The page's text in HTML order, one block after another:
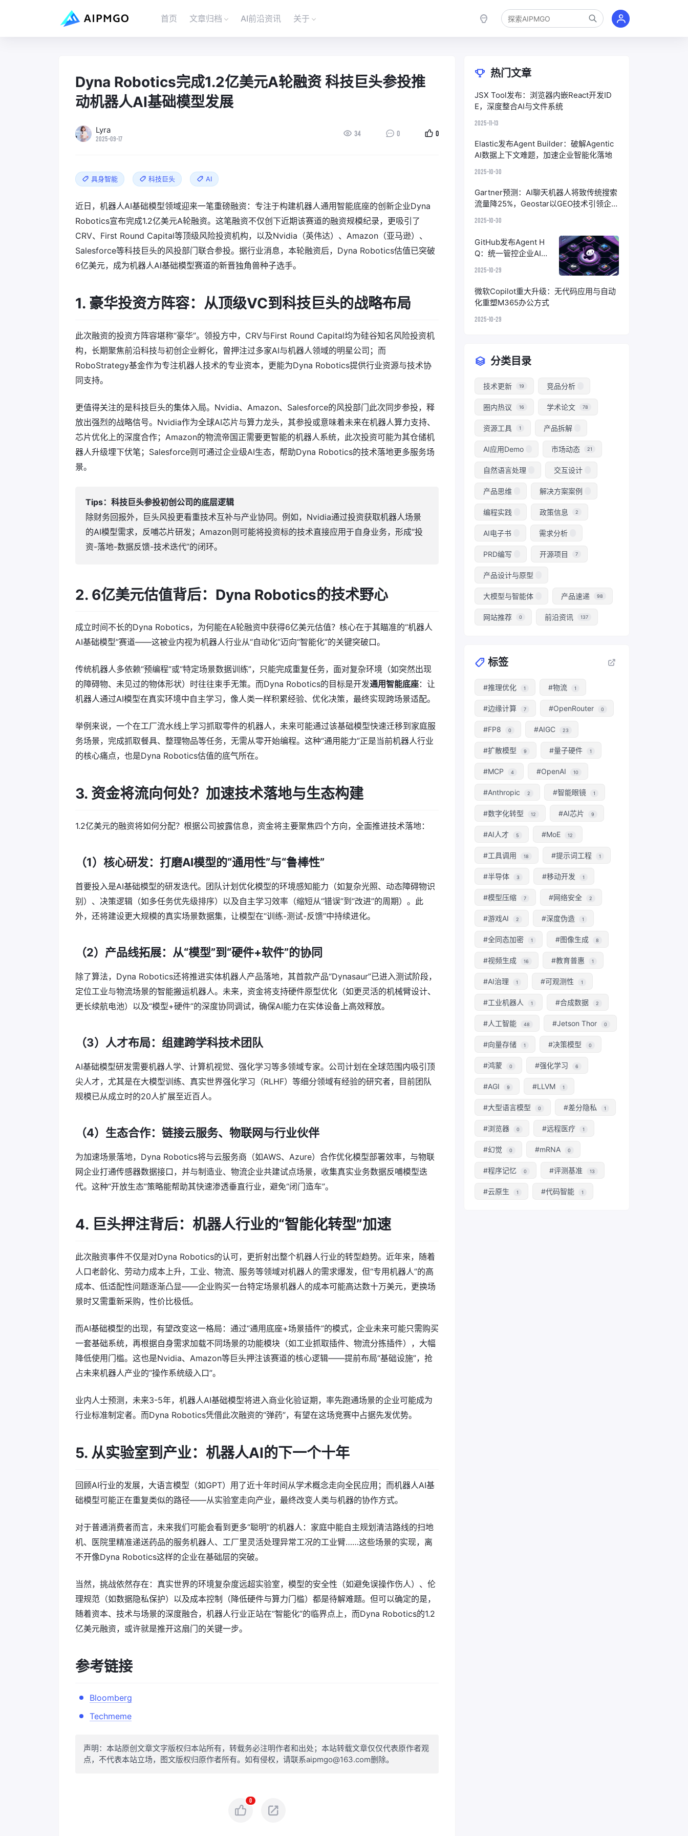
首页 文章归档 AI前沿资讯 关于
Dyna Robotics完成1.2亿美元A轮融资 科技巨头参投推
动机器人AI基础模型发展
Lyra
2025-09-17
34 0 0
具身智能 科技巨头 AI
近日，机器人AI基础模型领域迎来一笔重磅融资：专注于构建机器人通用智能底座的创新企业Dyna
Robotics宣布完成1.2亿美元A轮融资。这笔融资不仅创下近期该赛道的融资规模纪录，更吸引了
CRV、First Round Capital等顶级风险投资机构，以及Nvidia（英伟达）、Amazon（亚马逊）、
Salesforce等科技巨头的风投部门联合参投。据行业消息，本轮融资后，Dyna Robotics估值已突破
6亿美元，成为机器人AI基础模型赛道的新晋独角兽种子选手。
1. 豪华投资方阵容：从顶级VC到科技巨头的战略布局
此次融资的投资方阵容堪称“豪华”。领投方中，CRV与First Round Capital均为硅谷知名风险投资机
构，长期聚焦前沿科技与初创企业孵化，曾押注过多家AI与机器人领域的明星公司；而
RoboStrategy基金作为专注机器人技术的专业资本，更能为Dyna Robotics提供行业资源与技术协
同支持。
更值得关注的是科技巨头的集体入局。Nvidia、Amazon、Salesforce的风投部门此次同步参投，释
放出强烈的战略信号。Nvidia作为全球AI芯片与算力龙头，其参投或意味着未来在机器人算力支持、
芯片优化上的深度合作；Amazon的物流帝国正需要更智能的机器人系统，此次投资可能为其仓储机
器人升级埋下伏笔；Salesforce则可通过企业级AI生态，帮助Dyna Robotics的技术落地更多服务场
景。
Tips：科技巨头参投初创公司的底层逻辑
除财务回报外，巨头风投更看重技术互补与产业协同。例如，Nvidia通过投资获取机器人场景
的AI模型需求，反哺芯片研发；Amazon则可能将投资标的技术直接应用于自身业务，形成“投
资-落地-数据反馈-技术迭代”的闭环。
2. 6亿美元估值背后：Dyna Robotics的技术野心
成立时间不长的Dyna Robotics，为何能在A轮融资中获得6亿美元估值？核心在于其瞄准的“机器人
AI基础模型”赛道——这被业内视为机器人行业从“自动化”迈向“智能化”的关键突破口。
传统机器人多依赖“预编程”或“特定场景数据训练”，只能完成重复任务，面对复杂环境（如突然出现
的障碍物、未见过的物体形状）时往往束手无策。而Dyna Robotics的目标是开发通用智能底座：让
机器人通过AI模型在真实环境中自主学习，像人类一样积累经验、优化决策，最终实现跨场景适配。
举例来说，一个在工厂流水线上学习抓取零件的机器人，未来可能通过该基础模型快速迁移到家庭服
务场景，完成抓取餐具、整理物品等任务，无需从零开始编程。这种“通用能力”正是当前机器人行业
的核心痛点，也是Dyna Robotics估值的底气所在。
3. 资金将流向何处？加速技术落地与生态构建
1.2亿美元的融资将如何分配？根据公司披露信息，资金将主要聚焦四个方向，全面推进技术落地：
（1）核心研发：打磨AI模型的“通用性”与“鲁棒性”
首要投入是AI基础模型的研发迭代。团队计划优化模型的环境感知能力（如复杂光照、动态障碍物识
别）、决策逻辑（如多任务优先级排序）以及自主学习效率（缩短从“错误”到“改进”的周期）。此
外，还将建设更大规模的真实场景数据集，让模型在“训练-测试-反馈”中持续进化。
（2）产品线拓展：从“模型”到“硬件+软件”的协同
除了算法，Dyna Robotics还将推进实体机器人产品落地，其首款产品“Dynasaur”已进入测试阶段，
定位工业与物流场景的智能搬运机器人。未来，资金将支持硬件原型优化（如更灵活的机械臂设计、
更长续航电池）以及“模型+硬件”的深度协同调试，确保AI能力在实体设备上高效释放。
（3）人才布局：组建跨学科技术团队
AI基础模型研发需要机器人学、计算机视觉、强化学习等多领域专家。公司计划在全球范围内吸引顶
尖人才，尤其是在大模型训练、真实世界强化学习（RLHF）等细分领域有经验的研究者，目前团队
规模已从成立时的20人扩展至近百人。
（4）生态合作：链接云服务、物联网与行业伙伴
为加速场景落地，Dyna Robotics将与云服务商（如AWS、Azure）合作优化模型部署效率，与物联
网企业打通传感器数据接口，并与制造业、物流企业共建试点场景，收集真实业务数据反哺模型迭
代。这种“开放生态”策略能帮助其快速渗透垂直行业，避免“闭门造车”。
4. 巨头押注背后：机器人行业的“智能化转型”加速
此次融资事件不仅是对Dyna Robotics的认可，更折射出整个机器人行业的转型趋势。近年来，随着
人口老龄化、劳动力成本上升，工业、物流、服务等领域对机器人的需求爆发，但“专用机器人”的高
成本、低适配性问题逐渐凸显——企业购买一台特定场景机器人的成本可能高达数十万美元，更换场
景时又需重新采购，性价比极低。
而AI基础模型的出现，有望改变这一格局：通过“通用底座+场景插件”的模式，企业未来可能只需购买
一套基础系统，再根据自身需求加载不同场景的功能模块（如工业抓取插件、物流分拣插件），大幅
降低使用门槛。这也是Nvidia、Amazon等巨头押注该赛道的核心逻辑——提前布局“基础设施”，抢
占未来机器人产业的“操作系统级入口”。
业内人士预测，未来3-5年，机器人AI基础模型将进入商业化验证期，率先跑通场景的企业可能成为
行业标准制定者。而Dyna Robotics凭借此次融资的“弹药”，有望在这场竞赛中占据先发优势。
5. 从实验室到产业：机器人AI的下一个十年
回顾AI行业的发展，大语言模型（如GPT）用了近十年时间从学术概念走向全民应用；而机器人AI基
础模型可能正在重复类似的路径——从实验室走向产业，最终改变人类与机器的协作方式。
对于普通消费者而言，未来我们可能会看到更多“聪明”的机器人：家庭中能自主规划清洁路线的扫地
机、医院里精准递送药品的服务机器人、工厂里灵活处理异常工况的工业臂……这些场景的实现，离
不开像Dyna Robotics这样的企业在基础层的突破。
当然，挑战依然存在：真实世界的环境复杂度远超实验室，模型的安全性（如避免误操作伤人）、伦
理规范（如数据隐私保护）以及成本控制（降低硬件与算力门槛）都是待解难题。但可以确定的是，
随着资本、技术与场景的深度融合，机器人行业正站在“智能化”的临界点上，而Dyna Robotics的1.2
亿美元融资，或许就是推开这扇门的关键一步。
参考链接
Bloomberg
Techmeme
声明：本站原创文章文字版权归本站所有，转载务必注明作者和出处；本站转载文章仅仅代表原作者观
点，不代表本站立场，图文版权归原作者所有。如有侵权，请联系aipmgo@163.com删除。
0
热门文章
JSX Tool发布：浏览器内嵌React开发ID
E，深度整合AI与文件系统
2025-11-13
Elastic发布Agent Builder：破解Agentic
AI数据上下文难题，加速企业智能化落地
2025-10-30
Gartner预测：AI聊天机器人将致传统搜索
流量降25%，Geostar以GEO技术引领企
2025-10-30
GitHub发布Agent H
Q：统一管控企业AI编
境
2025-10-29
微软Copilot重大升级：无代码应用与自动
化重塑M365办公方式
2025-10-29
分类目录
技术更新 19 竞品分析
圈内热议 16 学术论文 78
资源工具 1 产品拆解
AI应用Demo 市场动态 21
自然语言处理 交互设计
产品思维 解决方案案例
编程实践 政策信息 2
AI电子书 需求分析
PRD编写 开源项目 7
产品设计与原型
大模型与智能体 产品速递 98
网站推荐 0 前沿资讯 137
标签
#推理优化 1 #物流 1
#边缘计算 7 #OpenRouter 0
#FP8 0 #AIGC 23
#扩散模型 9 #量子硬件 1
#MCP 4 #OpenAI 10
#Anthropic 2 #智能眼镜 1
#数字化转型 12 #AI芯片 9
#AI人才 5 #MoE 12
#工具调用 18 #提示词工程 1
#半导体 3 #移动开发 1
#模型压缩 7 #网络安全 2
#游戏AI 2 #深度伪造 1
#全同态加密 1 #图像生成 8
#视频生成 16 #教育普惠 1
#AI治理 1 #可观测性 1
#工业机器人 1 #合成数据 2
#人工智能 48 #Jetson Thor 0
#向量存储 1 #决策模型 0
#鸿蒙 0 #强化学习 6
#AGI 9 #LLVM 1
#大型语言模型 0 #差分隐私 1
#浏览器 0 #远程医疗 1
#幻觉 0 #mRNA 0
#程序记忆 0 #评测基准 13
#云原生 1 #代码智能 1